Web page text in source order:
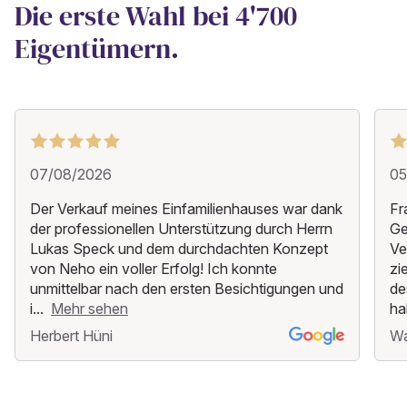
Die erste Wahl bei 4'700
Eigentümern.
07/08/2026
Der Verkauf meines Einfamilienhauses war dank
der professionellen Unterstützung durch Herrn
Lukas Speck und dem durchdachten Konzept
von Neho ein voller Erfolg! Ich konnte
unmittelbar nach den ersten Besichtigungen und
i... Mehr sehen
Herbert Hüni